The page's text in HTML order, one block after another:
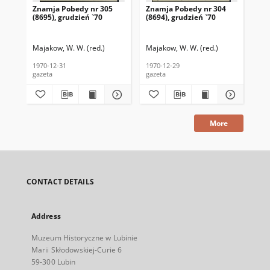
Znamja Pobedy nr 305
(8695), grudzień `70
Majakow, W. W. (red.)
1970-12-31
gazeta
Znamja Pobedy nr 304
(8694), grudzień `70
Majakow, W. W. (red.)
1970-12-29
gazeta
More
CONTACT DETAILS
Address
Muzeum Historyczne w Lubinie
Marii Skłodowskiej-Curie 6
59-300 Lubin